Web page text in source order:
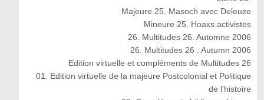
Majeure 25. Masoch avec Deleuze
Mineure 25. Hoaxs activistes
26. Multitudes 26. Automne 2006
26. Multitudes 26 : Autumn 2006
Edition virtuelle et compléments de Multitudes 26
01. Edition virtuelle de la majeure Postcolonial et Politique
de l'histoire